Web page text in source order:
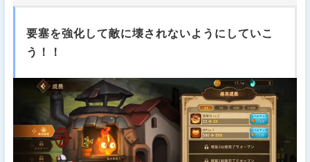
要塞を強化して敵に壊されないようにしていこ
う！！